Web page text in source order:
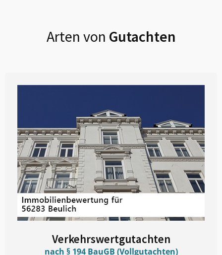
Arten von Gutachten
Verkehrswertgutachten
nach § 194 BauGB (Vollgutachten)